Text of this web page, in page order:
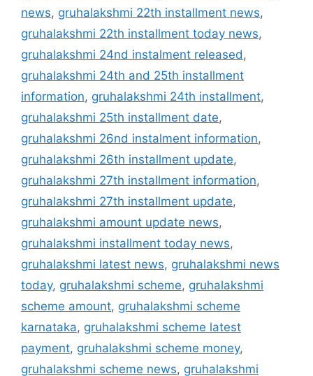
news, gruhalakshmi 22th installment news,
gruhalakshmi 22th installment today news,
gruhalakshmi 24nd instalment released,
gruhalakshmi 24th and 25th installment
information, gruhalakshmi 24th installment,
gruhalakshmi 25th installment date,
gruhalakshmi 26nd instalment information,
gruhalakshmi 26th installment update,
gruhalakshmi 27th installment information,
gruhalakshmi 27th installment update,
gruhalakshmi amount update news,
gruhalakshmi installment today news,
gruhalakshmi latest news, gruhalakshmi news
today, gruhalakshmi scheme, gruhalakshmi
scheme amount, gruhalakshmi scheme
karnataka, gruhalakshmi scheme latest
payment, gruhalakshmi scheme money,
gruhalakshmi scheme news, gruhalakshmi